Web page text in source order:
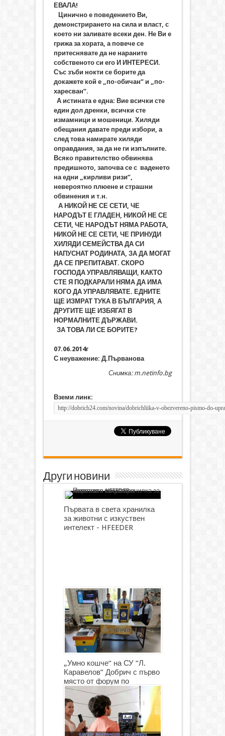
ЕВАЛА!
Цинично е поведението Ви,
демонстрирането на сила и власт, с
което ни заливате всеки ден. Не Ви е
грижа за хората, а повече се
притеснявате да не нараните
собственото си его И ИНТЕРЕСИ.
Със зъби нокти се борите да
докажете кой е „по-обичан” и „по-
харесван”.
А истината е една: Вие всички сте
един дол дренки, всички сте
измамници и мошеници. Хиляди
обещания давате преди избори, а
след това намирате хиляди
оправдания, за да не ги изпълните.
Всяко правителство обвинява
предишното, започва се с ваденето
на едни „кирливи ризи”,
невероятно плюене и страшни
обвинения и т.н.
А НИКОЙ НЕ СЕ СЕТИ, ЧЕ
НАРОДЪТ Е ГЛАДЕН, НИКОЙ НЕ СЕ
СЕТИ, ЧЕ НАРОДЪТ НЯМА РАБОТА,
НИКОЙ НЕ СЕ СЕТИ, ЧЕ ПРИНУДИ
ХИЛЯДИ СЕМЕЙСТВА ДА СИ
НАПУСНАТ РОДИНАТА, ЗА ДА МОГАТ
ДА СЕ ПРЕПИТАВАТ. СКОРО
ГОСПОДА УПРАВЛЯВАЩИ, КАКТО
СТЕ Я ПОДКАРАЛИ НЯМА ДА ИМА
КОГО ДА УПРАВЛЯВАТЕ. ЕДНИТЕ
ЩЕ ИЗМРАТ ТУКА В БЪЛГАРИЯ, А
ДРУГИТЕ ЩЕ ИЗБЯГАТ В
НОРМАЛНИТЕ ДЪРЖАВИ.
ЗА ТОВА ЛИ СЕ БОРИТЕ?
07.06.2014г
С неуважение: Д.Първанова
Снимка: m.netinfo.bg
Вземи линк:
Други новини
Първата в света хранилка
за животни с изкуствен
интелект - HFEEDER
„Умно кошче“ на СУ “Л.
Каравелов” Добрич с първо
място от форум по
роботика